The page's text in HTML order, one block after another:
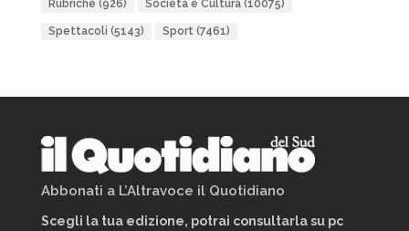
Rubriche (926) Società e Cultura(10075)
Spettacoli (5143) Sport(7461)
Abbonati a L’Altravoce il Quotidiano
Scegli la tua edizione, potrai consultarla su pc